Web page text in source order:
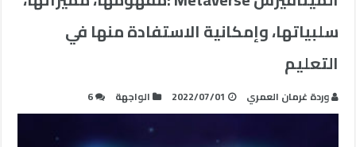
سلبياتها، وإمكانية الاستفادة منها في
التعليم
وردة غرمان العمري 2022/07/01 الواجهة 6